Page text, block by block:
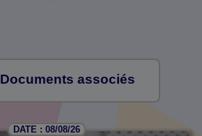
Documents associés
DATE : 08/08/26